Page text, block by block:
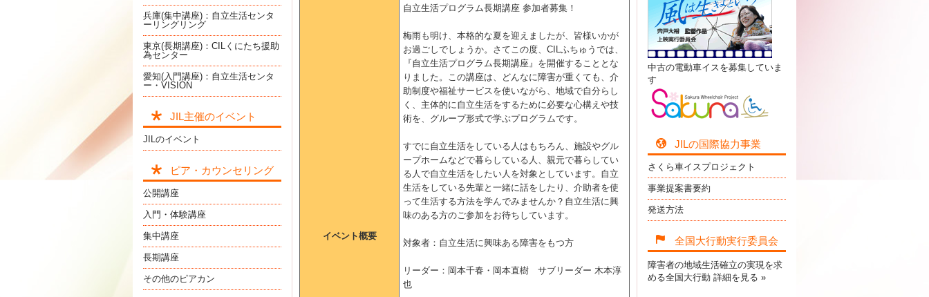
イベント概要
自立生活プログラム長期講座 参加者募集！
梅雨も明け、本格的な夏を迎えましたが、皆様いかが
お過ごしでしょうか。さてこの度、CILふちゅうでは、
『自立生活プログラム長期講座』を開催することとな
りました。この講座は、どんなに障害が重くても、介
助制度や福祉サービスを使いながら、地域で自分らし
く、主体的に自立生活をするために必要な心構えや技
術を、グループ形式で学ぶプログラムです。
すでに自立生活をしている人はもちろん、施設やグル
ープホームなどで暮らしている人、親元で暮らしてい
る人で自立生活をしたい人を対象としています。自立
生活をしている先輩と一緒に話をしたり、介助者を使
って生活する方法を学んでみませんか？自立生活に興
味のある方のご参加をお待ちしています。
対象者：自立生活に興味ある障害をもつ方
リーダー：岡本千春・岡本直樹 サブリーダー 木本淳
也
兵庫(集中講座)：自立生活センタ
ーリングリング
東京(長期講座)：CILくにたち援助
為センター
愛知(入門講座)：自立生活センタ
ー・VISION
JIL主催のイベント
JILのイベント
ピア・カウンセリング
公開講座
入門・体験講座
集中講座
長期講座
その他のピアカン
中古の電動車イスを募集していま
す
JILの国際協力事業
さくら車イスプロジェクト
事業提案書要約
発送方法
全国大行動実行委員会
障害者の地域生活確立の実現を求
める全国大行動 詳細を見る »